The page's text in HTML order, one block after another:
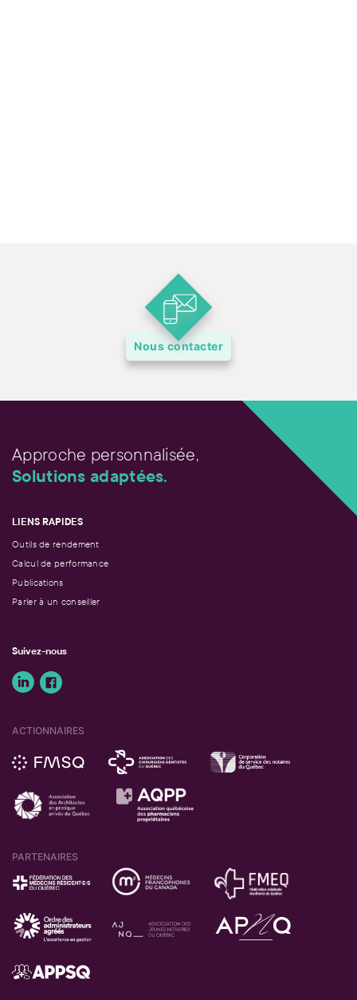
Nous contacter
Approche personnalisée,
Solutions adaptées.
LIENS RAPIDES
Outils de rendement
Calcul de performance
Publications
Parler à un conseiller
Suivez-nous
ACTIONNAIRES
PARTENAIRES